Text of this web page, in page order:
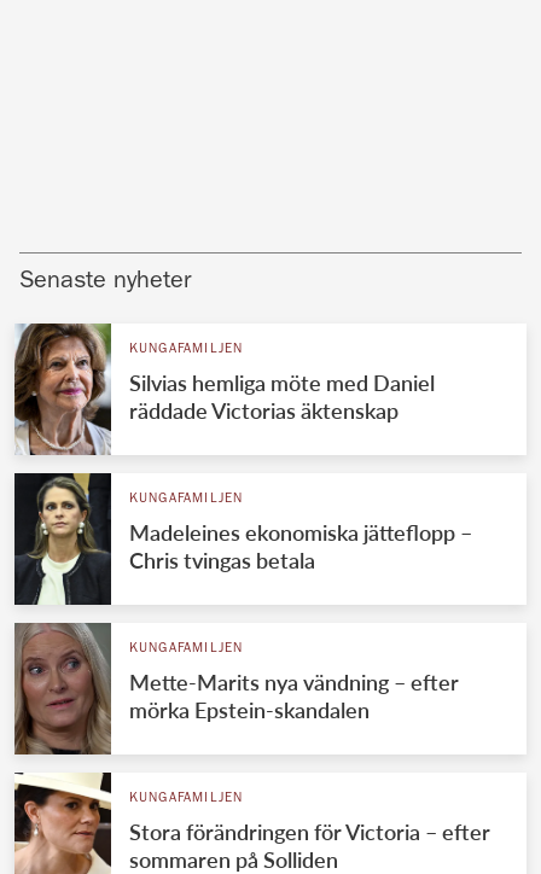
Senaste nyheter
KUNGAFAMILJEN
Silvias hemliga möte med Daniel
räddade Victorias äktenskap
KUNGAFAMILJEN
Madeleines ekonomiska jätteflopp –
Chris tvingas betala
KUNGAFAMILJEN
Mette-Marits nya vändning – efter
mörka Epstein-skandalen
KUNGAFAMILJEN
Stora förändringen för Victoria – efter
sommaren på Solliden